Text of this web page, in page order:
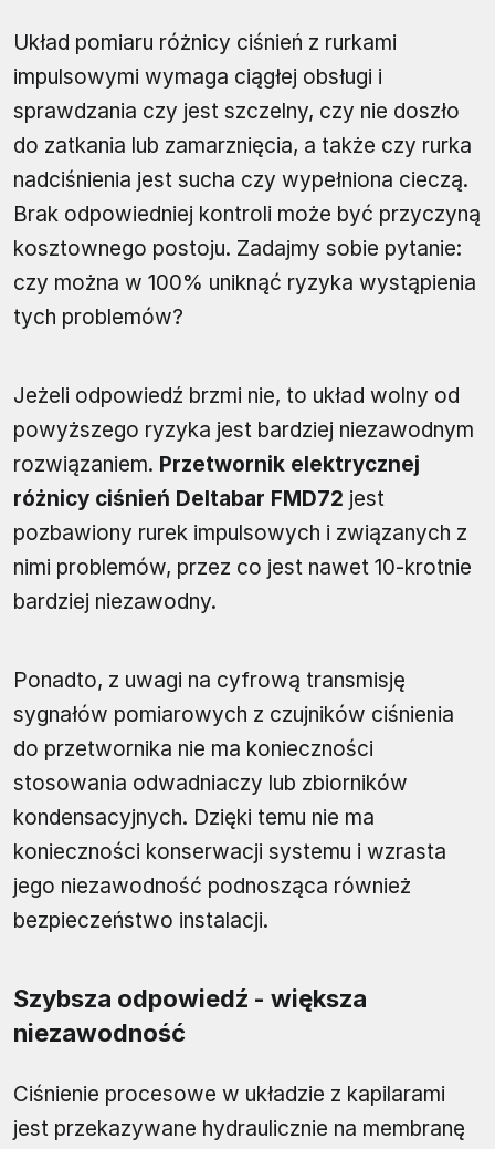
Układ pomiaru różnicy ciśnień z rurkami
impulsowymi wymaga ciągłej obsługi i
sprawdzania czy jest szczelny, czy nie doszło
do zatkania lub zamarznięcia, a także czy rurka
nadciśnienia jest sucha czy wypełniona cieczą.
Brak odpowiedniej kontroli może być przyczyną
kosztownego postoju. Zadajmy sobie pytanie:
czy można w 100% uniknąć ryzyka wystąpienia
tych problemów?
Jeżeli odpowiedź brzmi nie, to układ wolny od
powyższego ryzyka jest bardziej niezawodnym
rozwiązaniem. Przetwornik elektrycznej
różnicy ciśnień Deltabar FMD72 jest
pozbawiony rurek impulsowych i związanych z
nimi problemów, przez co jest nawet 10-krotnie
bardziej niezawodny.
Ponadto, z uwagi na cyfrową transmisję
sygnałów pomiarowych z czujników ciśnienia
do przetwornika nie ma konieczności
stosowania odwadniaczy lub zbiorników
kondensacyjnych. Dzięki temu nie ma
konieczności konserwacji systemu i wzrasta
jego niezawodność podnosząca również
bezpieczeństwo instalacji.
Szybsza odpowiedź - większa
niezawodność
Ciśnienie procesowe w układzie z kapilarami
jest przekazywane hydraulicznie na membranę